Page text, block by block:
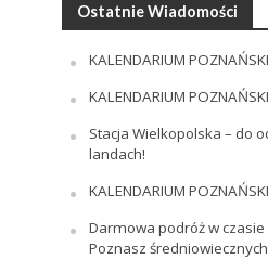
Ostatnie Wiadomości
KALENDARIUM
KALENDARIUM
Stacja Wielkopolska – do
landach!
KALENDARIUM
Darmowa podróż w
Poznasz